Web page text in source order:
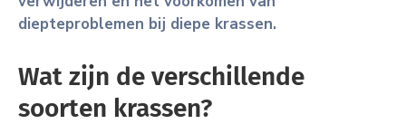
diepteproblemen bij diepe krassen.
Wat zijn de verschillende
soorten krassen?